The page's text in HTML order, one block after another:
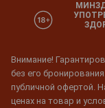
Внимание!
без его
публичной офертой.
ценах на товар и